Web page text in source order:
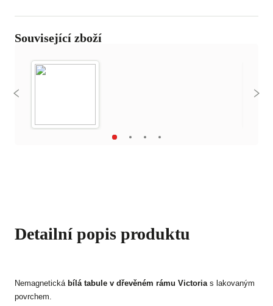
Související zboží
Detailní popis produktu
Nemagnetická bílá tabule v dřevěném rámu Victorias lakovaným
povrchem.